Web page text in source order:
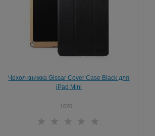
Чехол книжка Gissar Cover Case Black для
iPad Mini
1020